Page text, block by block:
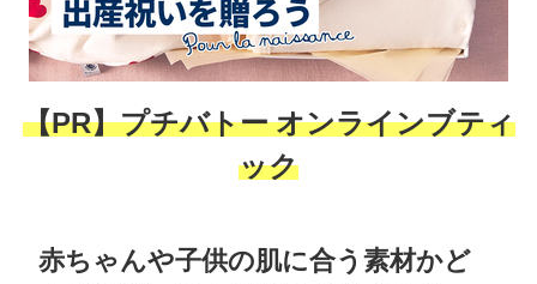
【PR】プチバトー オンラインブティ
ック
赤ちゃんや子供の肌に合う素材かど